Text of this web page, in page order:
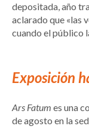
depositada, año
aclarado que «las
cuando el público
Exposición
Ars Fatum es una
de agosto en la